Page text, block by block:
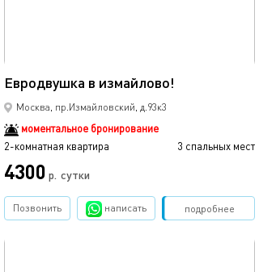
Евродвушка в измайлово!
Москва, пр.Измайловский, д.93к3
моментальное бронирование
2-комнатная квартира
3 спальных мест
4300 р. сутки
подробнее
Позвонить написать Забронировать